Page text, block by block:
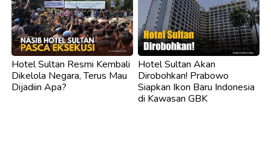
Hotel Sultan Resmi Kembali
Dikelola Negara, Terus Mau
Dijadiin Apa?
Hotel Sultan Akan
Dirobohkan! Prabowo
Siapkan Ikon Baru Indonesia
di Kawasan GBK